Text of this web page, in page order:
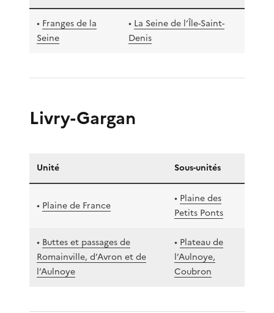
• Franges de la
Seine
• La Seine de l’Île-Saint-
Denis
Livry-Gargan
Unité Sous-unités
• Plaine de France
• Plaine des
Petits Ponts
• Buttes et passages de
Romainville, d’Avron et de
l’Aulnoye
• Plateau de
l’Aulnoye,
Coubron